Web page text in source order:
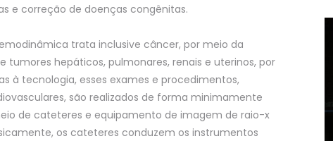
e correção de doenças congênitas.
trata inclusive câncer, por meio da
tumores hepáticos, pulmonares, renais e uterinos, por
à tecnologia, esses exames e procedimentos,
são realizados de forma minimamente
de cateteres e equipamento de imagem de raio-x
os cateteres conduzem os instrumentos